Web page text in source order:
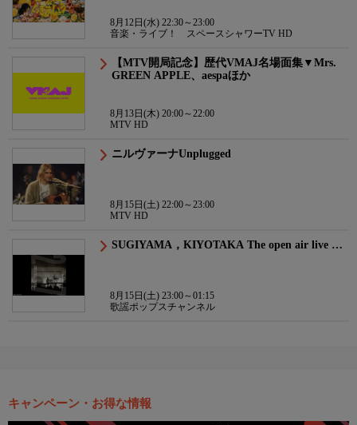
8月12日(水) 22:30～23:00
音楽・ライブ！ スペースシャワーTV HD
【MTV開局記念】歴代VMAJ名場面集▼Mrs.
GREEN APPLE、aespaほか
8月13日(木) 20:00～22:00
MTV HD
ニルヴァーナUnplugged
8月15日(土) 22:00～23:00
MTV HD
SUGIYAMA，KIYOTAKA The open air live …
8月15日(土) 23:00～01:15
歌謡ポップスチャンネル
キャンペーン・お得な情報